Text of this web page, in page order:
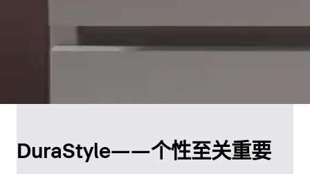
DuraStyle——个性至关重要